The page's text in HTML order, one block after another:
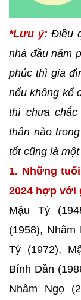
*Lưu ý: Điều
nhà đầu năm
phúc thì gia
nếu không kể
thì chưa
thân nào
tốt cũng là
1. Những
2024 hợp với
Mậu Tý
(1958), Nhâm
Tý (1972),
Bính Dần
Nhâm Ngọ